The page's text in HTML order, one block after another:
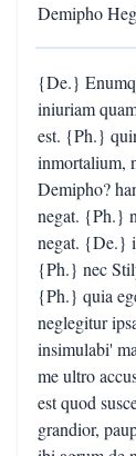
Demipho
{De.}
iniuriam
est. {Ph.}
inmortalium,
Demipho?
negat. {Ph.}
negat. {De.}
{Ph.} nec
{Ph.} quia
neglegitur
insimulabi'
me ultro
est quod
grandior,